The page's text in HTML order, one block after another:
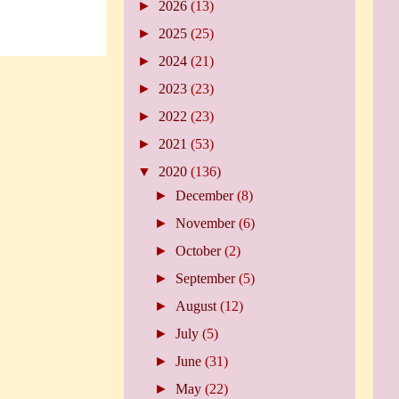
► 2026 (13)
► 2025 (25)
► 2024 (21)
► 2023 (23)
► 2022 (23)
► 2021 (53)
▼ 2020 (136)
► December(8)
► November(6)
► October(2)
► September(5)
► August (12)
► July (5)
► June (31)
► May (22)